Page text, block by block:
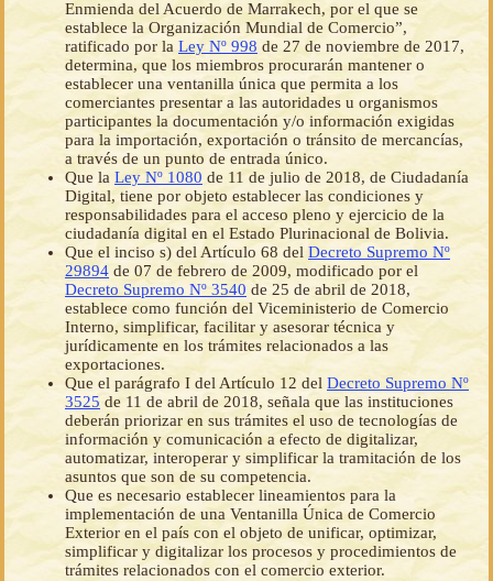
Enmienda del Acuerdo de Marrakech, por el que se
establece la Organización Mundial de Comercio”,
ratificado por la Ley Nº 998 de 27 de noviembre de 2017,
determina, que los miembros procurarán mantener o
establecer una ventanilla única que permita a los
comerciantes presentar a las autoridades u organismos
participantes la documentación y/o información exigidas
para la importación, exportación o tránsito de mercancías,
a través de un punto de entrada único.
Que la Ley Nº 1080 de 11 de julio de 2018, de Ciudadanía
Digital, tiene por objeto establecer las condiciones y
responsabilidades para el acceso pleno y ejercicio de la
ciudadanía digital en el Estado Plurinacional de Bolivia.
Que el inciso s) del Artículo 68 del Decreto Supremo Nº
29894 de 07 de febrero de 2009, modificado por el
Decreto Supremo Nº 3540 de 25 de abril de 2018,
establece como función del Viceministerio de Comercio
Interno, simplificar, facilitar y asesorar técnica y
jurídicamente en los trámites relacionados a las
exportaciones.
Que el parágrafo I del Artículo 12 del Decreto Supremo Nº
3525 de 11 de abril de 2018, señala que las instituciones
deberán priorizar en sus trámites el uso de tecnologías de
información y comunicación a efecto de digitalizar,
automatizar, interoperar y simplificar la tramitación de los
asuntos que son de su competencia.
Que es necesario establecer lineamientos para la
implementación de una Ventanilla Única de Comercio
Exterior en el país con el objeto de unificar, optimizar,
simplificar y digitalizar los procesos y procedimientos de
trámites relacionados con el comercio exterior.